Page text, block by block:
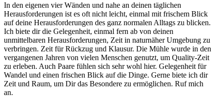
In den eigenen vier Wänden und nahe an deinen täglichen
Herausforderungen ist es oft nicht leicht, einmal mit frischem Blick
auf deine Herausforderungen des ganz normalen Alltags zu blicken.
Ich biete dir die Gelegenheit, einmal fern ab von deinen
unmittelbaren Herausforderungen, Zeit in naturnäher Umgebung zu
verbringen. Zeit für Rückzug und Klausur. Die Mühle wurde in den
vergangenen Jahren von vielen Menschen genutzt, um Quality-Zeit
zu erleben. Auch Paare fühlen sich sehr wohl hier. Gelegenheit für
Wandel und einen frischen Blick auf die Dinge. Gerne biete ich dir
Zeit und Raum, um Dir das Besondere zu ermöglichen. Ruf mich
an.